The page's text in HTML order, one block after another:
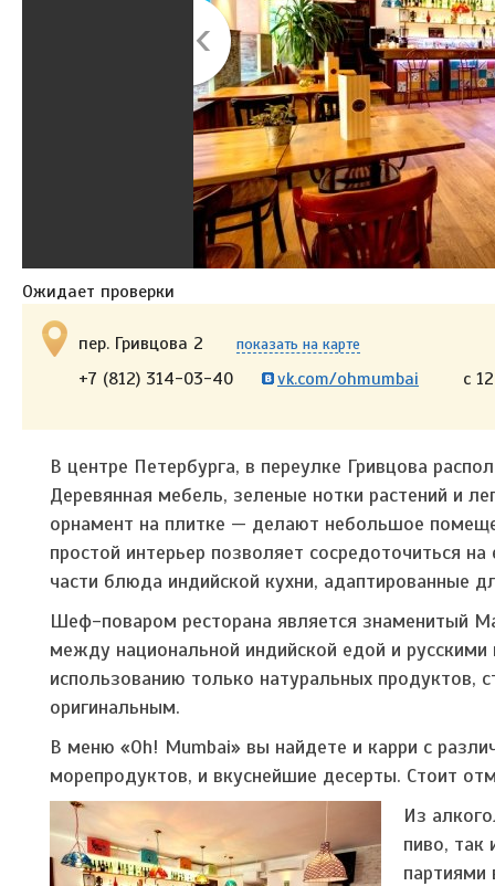
Ожидает проверки
пер. Гривцова 2 показать на карте
+7 (812) 314-03-40 vk.com/ohmumbai с
В центре Петербурга, в переулке Гривцова
Деревянная мебель, зеленые нотки растений и
орнамент на плитке — делают небольшое
простой интерьер позволяет сосредоточиться
части блюда индийской кухни, адаптированные
Шеф-поваром ресторана является знаменитый
между национальной индийской едой и
использованию только натуральных продуктов,
оригинальным.
В меню «Oh! Mumbai» вы найдете и карри с
морепродуктов, и вкуснейшие десерты. Стоит
Из
пиво, так
партиями